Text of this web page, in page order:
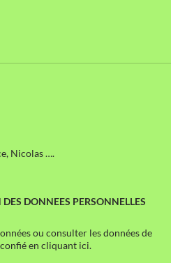
Nicolas ….
DONNEES PERSONNELLES
ou consulter les données de
en cliquant ici.